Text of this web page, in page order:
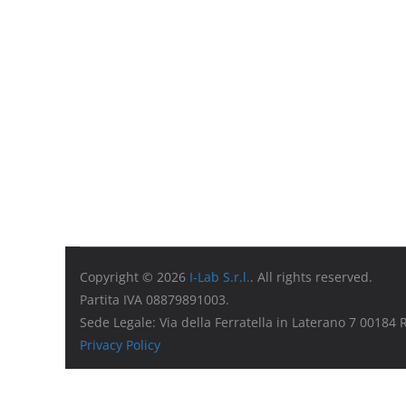
Copyright © 2026 I-Lab S.r.l.. All rights reserved.
Partita IVA 08879891003.
Sede Legale: Via della Ferratella in Laterano 7 00184
Privacy Policy